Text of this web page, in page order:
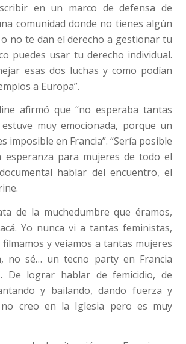
en un marco de defensa de
comunidad donde no tienes algún
no te dan el derecho a gestionar tu
puedes usar tu derecho individual.
esas dos luchas y como podían
a Europa”.
afirmó que “no esperaba tantas
muy emocionada, porque un
imposible en Francia”. “Sería posible
para mujeres de todo el
hablar del encuentro, el
de la muchedumbre que éramos,
Yo nunca vi a tantas feministas,
y veíamos a tantas mujeres
no sé… un tecno party en Francia
De lograr hablar de femicidio, de
y bailando, dando fuerza y
creo en la Iglesia pero es muy